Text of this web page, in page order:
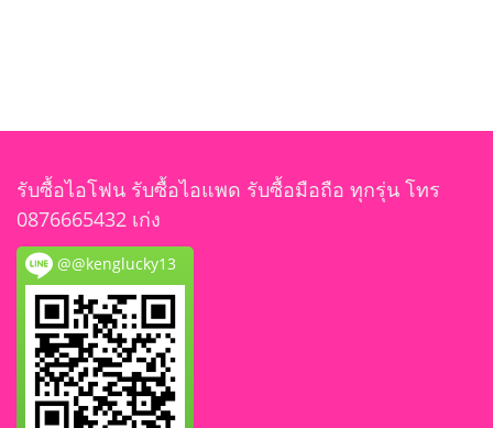
รับซื้อไอโฟน รับซื้อไอแพด รับซื้อมือถือ ทุกรุ่น โทร
0876665432 เก่ง
@@kenglucky13